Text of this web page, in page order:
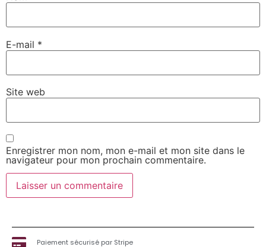
E-mail *
Site web
Enregistrer mon nom, mon e-mail et mon site dans le
navigateur pour mon prochain commentaire.
Paiement sécurisé par Stripe